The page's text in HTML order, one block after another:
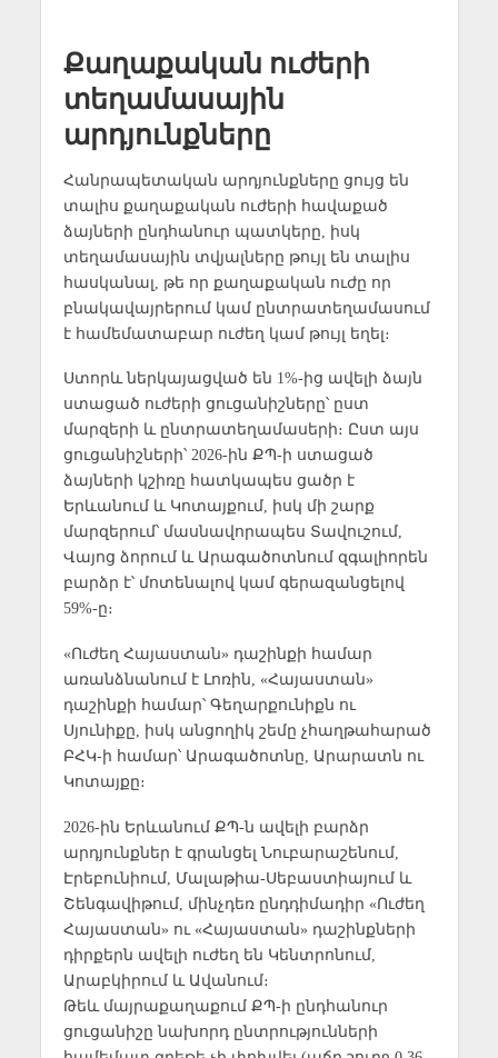
Քաղաքական ուժերի
տեղամասային
արդյունքները
Հանրապետական արդյունքները ցույց են
տալիս քաղաքական ուժերի հավաքած
ձայների ընդհանուր պատկերը, իսկ
տեղամասային տվյալները թույլ են տալիս
հասկանալ, թե որ քաղաքական ուժը որ
բնակավայրերում կամ ընտրատեղամասում
է համեմատաբար ուժեղ կամ թույլ եղել։
Ստորև ներկայացված են 1%-ից ավելի ձայն
ստացած ուժերի ցուցանիշները՝ ըստ
մարզերի և ընտրատեղամասերի։ Ըստ այս
ցուցանիշների՝ 2026-ին ՔՊ-ի ստացած
ձայների կշիռը հատկապես ցածր է
Երևանում և Կոտայքում, իսկ մի շարք
մարզերում՝ մասնավորապես Տավուշում,
Վայոց ձորում և Արագածոտնում զգալիորեն
բարձր է՝ մոտենալով կամ գերազանցելով
59%-ը։
«Ուժեղ Հայաստան» դաշինքի համար
առանձնանում է Լոռին, «Հայաստան»
դաշինքի համար՝ Գեղարքունիքն ու
Սյունիքը, իսկ անցողիկ շեմը չհաղթահարած
ԲՀԿ-ի համար՝ Արագածոտնը, Արարատն ու
Կոտայքը։
2026-ին Երևանում ՔՊ-ն ավելի բարձր
արդյունքներ է գրանցել Նուբարաշենում,
Էրեբունիում, Մալաթիա-Սեբաստիայում և
Շենգավիթում, մինչդեռ ընդդիմադիր «Ուժեղ
Հայաստան» ու «Հայաստան» դաշինքների
դիրքերն ավելի ուժեղ են Կենտրոնում,
Արաբկիրում և Ավանում։
Թեև մայրաքաղաքում ՔՊ-ի ընդհանուր
ցուցանիշը նախորդ ընտրությունների